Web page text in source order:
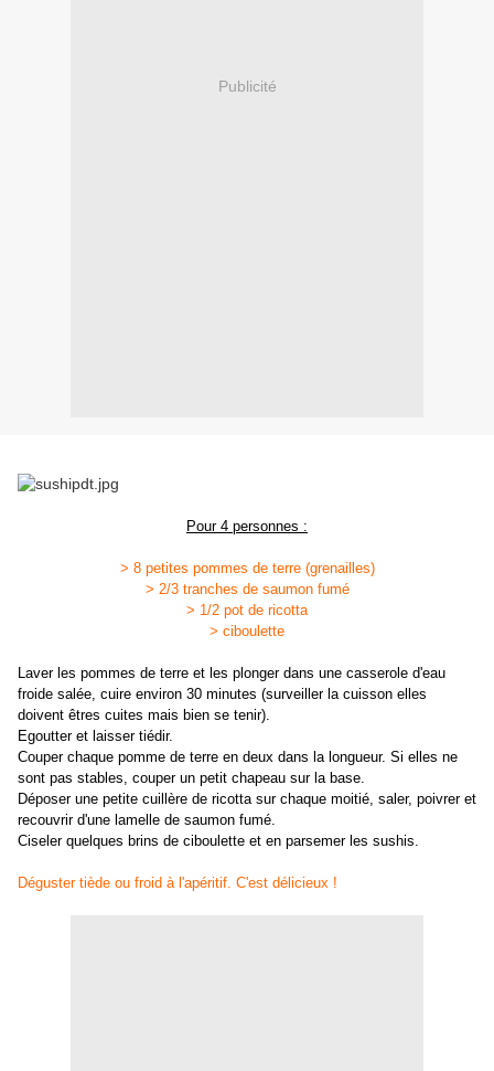
Publicité
Pour 4 personnes :
> 8 petites pommes de terre (grenailles)
> 2/3 tranches de saumon fumé
> 1/2 pot de ricotta
> ciboulette
Laver les pommes de terre et les plonger dans une casserole d'eau
froide salée, cuire environ 30 minutes (surveiller la cuisson elles
doivent êtres cuites mais bien se tenir).
Egoutter et laisser tiédir.
Couper chaque pomme de terre en deux dans la longueur. Si elles ne
sont pas stables, couper un petit chapeau sur la base.
Déposer une petite cuillère de ricotta sur chaque moitié, saler, poivrer et
recouvrir d'une lamelle de saumon fumé.
Ciseler quelques brins de ciboulette et en parsemer les sushis.
Déguster tiède ou froid à l'apéritif. C'est délicieux !